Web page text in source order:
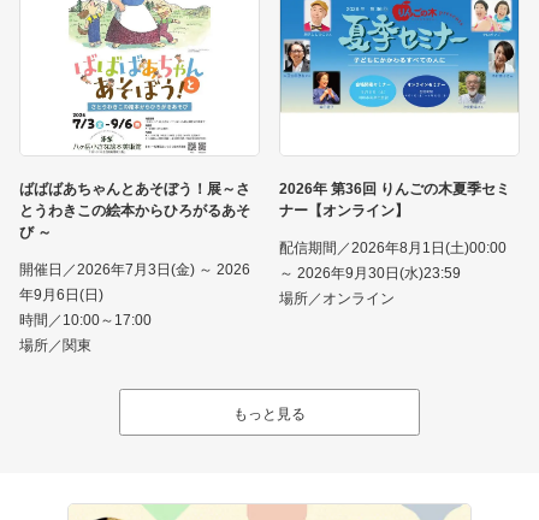
ばばばあちゃんとあそぼう！展～さ
とうわきこの絵本からひろがるあそ
び ～
開催日／2026年7月3日(金) ～ 2026
年9月6日(日)
時間／10:00～17:00
場所／関東
2026年 第36回 りんごの木夏季セミ
ナー【オンライン】
配信期間／2026年8月1日(土)00:00
～ 2026年9月30日(水)23:59
場所／オンライン
もっと見る